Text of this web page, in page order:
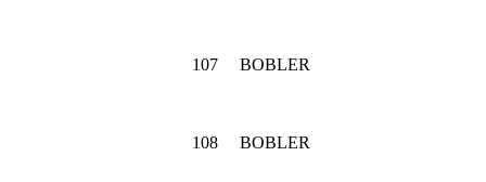
107 BOBLER
108 BOBLER